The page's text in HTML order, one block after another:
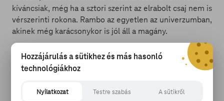
kíváncsiak, még ha a sztori szerint az elrabolt csaj nem is
vérszerinti rokona. Rambo az egyetlen az univerzumban,
akinek még karácsonykor is jól áll a magány.
3. Kiábrándítóan kevés akció
Klubba a szilveszteri Sas-kabaré tévéfelvételére, és ne a
Hozzájárulás a sütikhez és más hasonló
technológiákhoz
Nyilatkozat Testre szabás A sütikről